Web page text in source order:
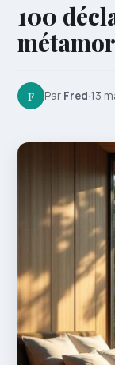
100
F Par Fred·13